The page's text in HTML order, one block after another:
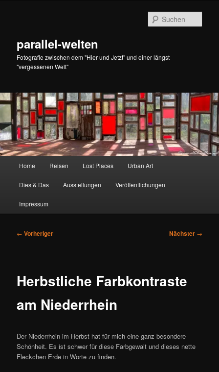
parallel-welten
Fotografie zwischen dem "Hier und Jetzt" und einer längst
"vergessenen Welt"
Home Reisen Lost Places Urban Art
Dies & Das Ausstellungen Veröffentlichungen
Impressum
Beitragsnavigation
← Vorheriger Nächster →
Herbstliche Farbkontraste
am Niederrhein
Der Niederrhein im Herbst hat für mich eine ganz besondere
Schönheit. Es ist schwer für diese Farbgewalt und dieses nette
Fleckchen Erde in Worte zu finden.